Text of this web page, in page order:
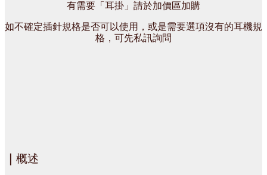
有需要「耳掛」請於加價區加購
如不確定插針規格是否可以使用，或是需要選項沒有的耳機規
格，可先私訊詢問
概述